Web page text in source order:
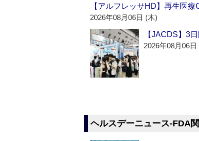
【アルフレッサHD】再生医
2026年08月06日 (木)
【JACDS】3
2026年08月06日
ヘルスデーニュース‐FDA